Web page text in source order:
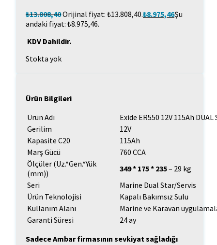
₺13.808,40Orijinal fiyat: ₺13.808,40.₺8.975,46Şu
andaki fiyat: ₺8.975,46.
KDV Dahildir.
Stokta yok
Ürün Bilgileri
Ürün Adı
Exide ER550 12V 115Ah DUAL
Gerilim
12V
Kapasite C20
115Ah
Marş Gücü
760 CCA
Ölçüler (Uz.*Gen.*Yük
(mm))
349 * 175 * 235– 29 kg
Seri
Marine Dual Star/Servis
Ürün Teknolojisi
Kapalı Bakımsız Sulu
Kullanım Alanı
Marine ve Karavan
Garanti Süresi
24 ay
Sadece Ambar firmasının sevkiyat sağladığı